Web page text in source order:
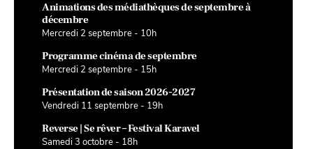
Animations des médiathèques de septembre à
décembre
Mercredi 2 septembre - 10h
Programme cinéma de septembre
Mercredi 2 septembre - 15h
Présentation de saison 2026-2027
Vendredi 11 septembre - 19h
Reverse | Se rêver – Festival Karavel
Samedi 3 octobre - 18h